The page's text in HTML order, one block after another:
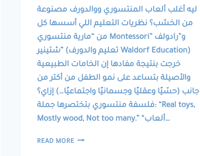
ليه أغلب ألعاب المنتسوري ووالدورف مصنوعة
من الخشب؟ نظريات التعليم اللي أسسها كل
من “مارية منتسوري Montessori” و”رادولف
شتينير” (تعليم والدورف Waldorf Education)
خرجت بنتيجة مفادها إن الخامات الطبيعية
والأصيلة بتساعد على نمو الطفل من أكتر من
جانب (حسّيًا وعقليًا وجسمانيًا واجتماعيًا…) إزاي؟
فلسفة منتسوري بتختصرها جملة: “Real toys,
Mostly wood, Not too many.” “ألعاب…
READ MOREREAL